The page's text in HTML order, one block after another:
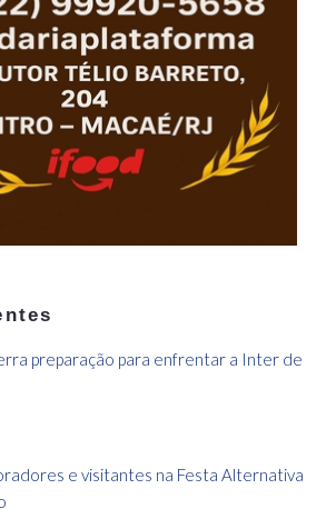
preparação para enfrentar a Inter de
e visitantes na Festa Alternativa